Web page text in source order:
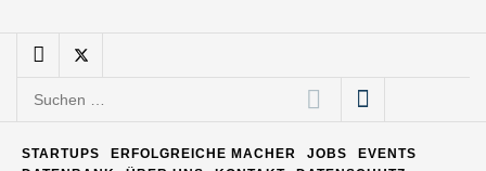
Software – flexibel, offen,
ELOPRINT im Employer
Suchen
STARTUPS ERFOLGREICHE MACHER JOBS
EVENTS